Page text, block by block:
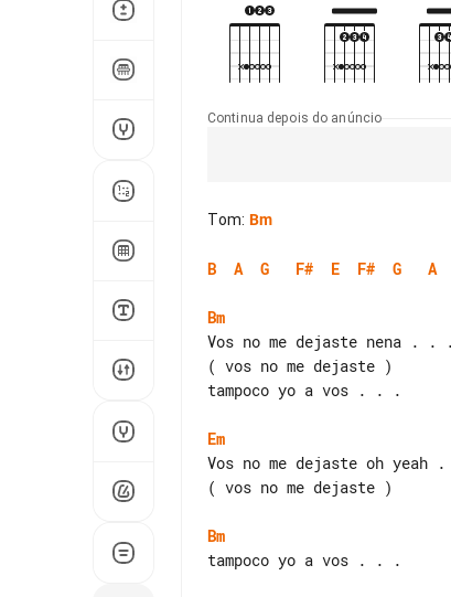
Continua depois do anúncio
Tom: Bm
B A G F# E F# G A
Bm
Vos no me dejaste nena . . .
( vos no me dejaste )
tampoco yo a vos . . .
Em
Vos no me dejaste oh yeah
( vos no me dejaste )
Bm
tampoco yo a vos . . .